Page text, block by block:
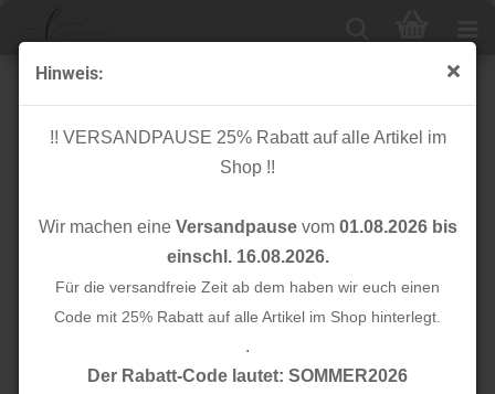
Hinweis:
!! VERSANDPAUSE 25% Rabatt auf alle Artikel im
Shop !!
Wir machen eine Versandpausevom 01.08.2026 bis
einschl. 16.08.2026.
Für die versandfreie Zeit ab dem haben wir euch einen
Code mit 25% Rabatt auf alle Artikel im Shop hinterlegt.
.
Der Rabatt-Code lautet: SOMMER2026
RESTSTÜCK 0,40m !!! - Bio Jersey - Baby Hearts - Col.
01 - flamme - Sakura - Hamburger Liebe - Albstoffe